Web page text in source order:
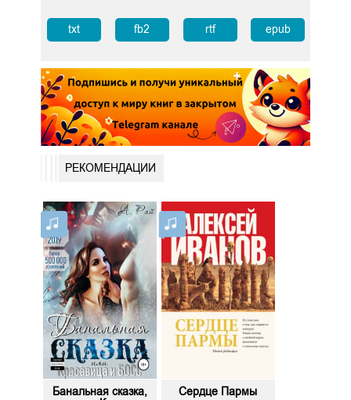
txt fb2 rtf epub
РЕКОМЕНДАЦИИ
Банальная сказка,
Сердце Пармы